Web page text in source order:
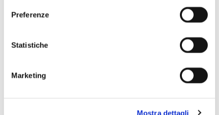
Preferenze
Statistiche
Marketing
Mostra dettagli